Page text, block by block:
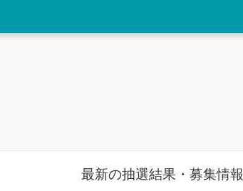
最新の抽選結果・募集情報